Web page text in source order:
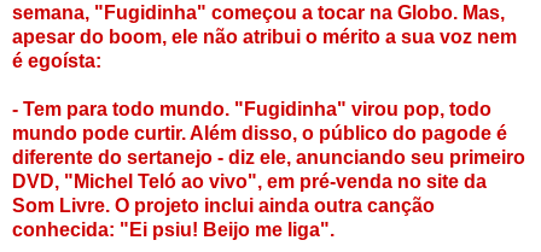
semana, "Fugidinha" começou a tocar na Globo. Mas,
apesar do boom, ele não atribui o mérito a sua voz nem
é egoísta:
- Tem para todo mundo. "Fugidinha" virou pop, todo
mundo pode curtir. Além disso, o público do pagode é
diferente do sertanejo - diz ele, anunciando seu primeiro
DVD, "Michel Teló ao vivo", em pré-venda no site da
Som Livre. O projeto inclui ainda outra canção
conhecida: "Ei psiu! Beijo me liga".